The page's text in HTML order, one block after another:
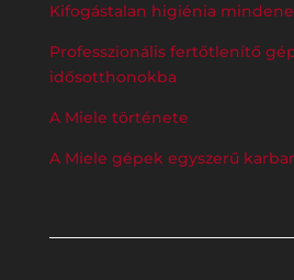
Kifogástalan higiénia
Professzionális fertőtlenítő
idősotthonokba
A Miele története
A Miele gépek egyszerű